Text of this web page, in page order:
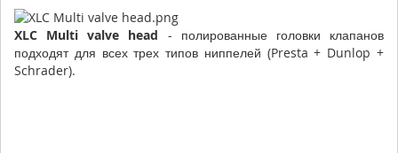
XLC Multi valve head - полированные головки клапанов
подходят для всех трех типов ниппелей (Presta + Dunlop +
Schrader).